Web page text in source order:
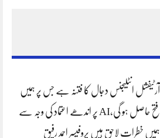
آرٹیفشل انٹلیجنس دجال کا فتنہ ہے جس پر ہمیں
فتح حاصل ہو گی،AI پر اندھے اعتماد کی وجہ سے
ہمیں خطرات لاحق ہیں پروفیسر احمد رفیق